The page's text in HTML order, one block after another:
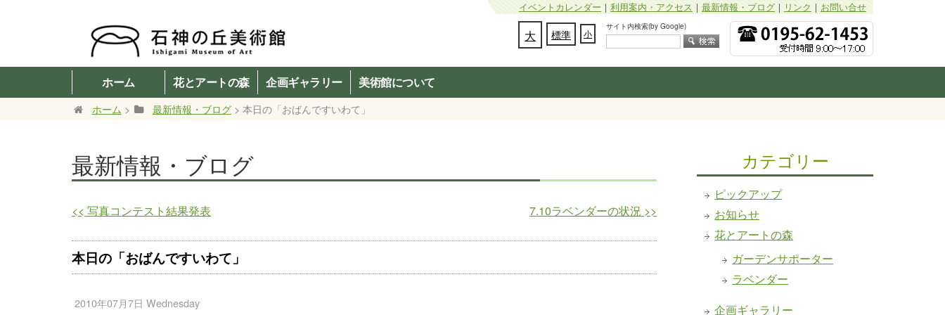
イベントカレンダー｜利用案内・アクセス｜最新情報・ブログ｜リンク｜お問い合せ
サイト内検索(by Google)
大 標準 小
ホーム 花とアートの森 企画ギャラリー 美術館について
ホーム > 最新情報・ブログ > 本日の「おばんですいわて」
最新情報・ブログ
<< 写真コンテスト結果発表 7.10ラベンダーの状況 >>
本日の「おばんですいわて」
2010年07月7日 Wednesday
カテゴリー
ピックアップ
お知らせ
花とアートの森
ガーデンサポーター
ラベンダー
企画ギャラリー